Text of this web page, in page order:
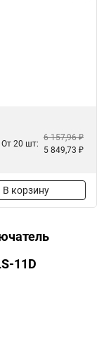
От 20 шт:
6 157,96 ₽
5 849,73 ₽
В корзину
11D